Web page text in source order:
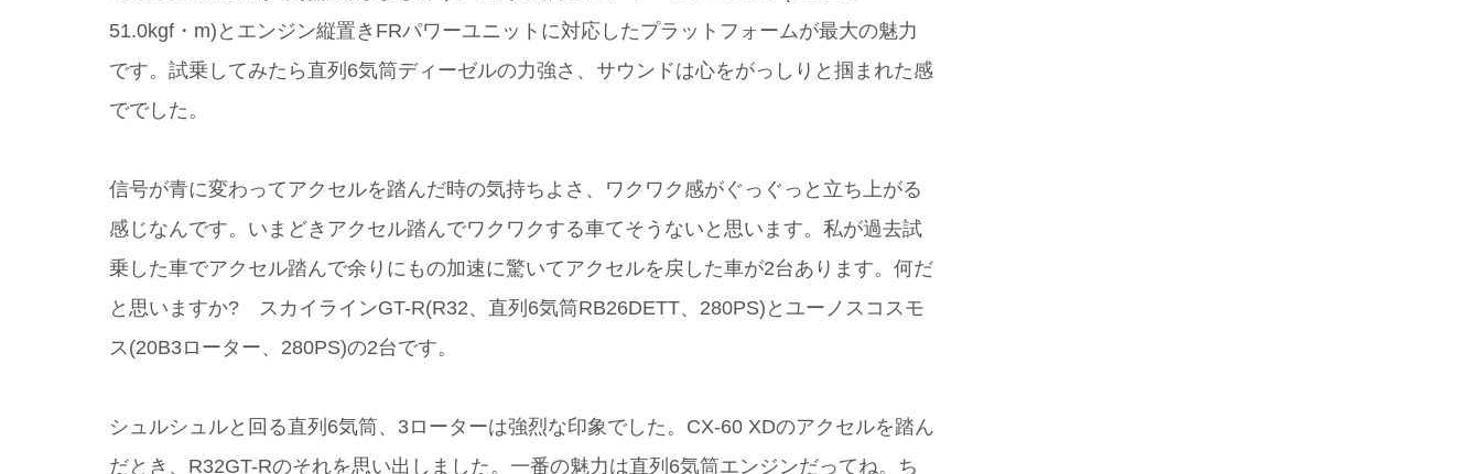
51.0kgf・m)とエンジン縦置きFRパワーユニットに対応したプラットフォームが最大の魅力
です。試乗してみたら直列6気筒ディーゼルの力強さ、サウンドは心をがっしりと掴まれた感
ででした。
信号が青に変わってアクセルを踏んだ時の気持ちよさ、ワクワク感がぐっぐっと立ち上がる
感じなんです。いまどきアクセル踏んでワクワクする車てそうないと思います。私が過去試
乗した車でアクセル踏んで余りにもの加速に驚いてアクセルを戻した車が2台あります。何だ
と思いますか? スカイラインGT-R(R32、直列6気筒RB26DETT、280PS)とユーノスコスモ
ス(20B3ローター、280PS)の2台です。
シュルシュルと回る直列6気筒、3ローターは強烈な印象でした。CX-60 XDのアクセルを踏ん
だとき、R32GT-Rのそれを思い出しました。一番の魅力は直列6気筒エンジンだってね。ち